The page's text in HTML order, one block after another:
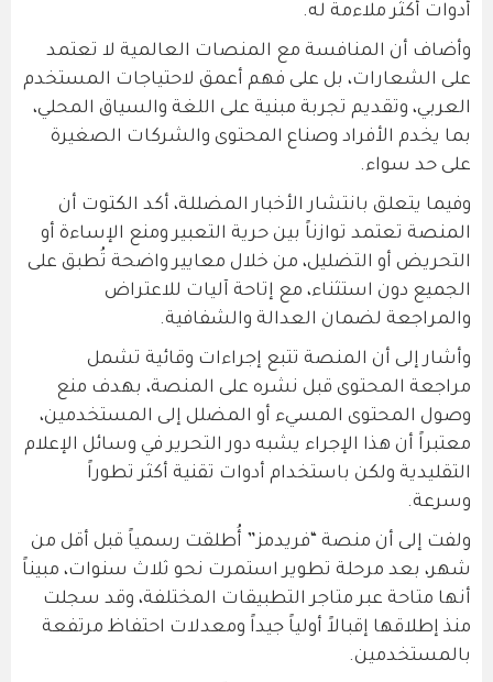
أدوات أكثر ملاءمة له.
وأضاف أن المنافسة مع المنصات العالمية لا تعتمد
على الشعارات، بل على فهم أعمق لاحتياجات المستخدم
العربي، وتقديم تجربة مبنية على اللغة والسياق المحلي،
بما يخدم الأفراد وصناع المحتوى والشركات الصغيرة
على حد سواء.
وفيما يتعلق بانتشار الأخبار المضللة، أكد الكتوت أن
المنصة تعتمد توازناً بين حرية التعبير ومنع الإساءة أو
التحريض أو التضليل، من خلال معايير واضحة تُطبق على
الجميع دون استثناء، مع إتاحة آليات للاعتراض
والمراجعة لضمان العدالة والشفافية.
وأشار إلى أن المنصة تتبع إجراءات وقائية تشمل
مراجعة المحتوى قبل نشره على المنصة، بهدف منع
وصول المحتوى المسيء أو المضلل إلى المستخدمين،
معتبراً أن هذا الإجراء يشبه دور التحرير في وسائل الإعلام
التقليدية ولكن باستخدام أدوات تقنية أكثر تطوراً
وسرعة.
ولفت إلى أن منصة “فريدمز” أُطلقت رسمياً قبل أقل من
شهر، بعد مرحلة تطوير استمرت نحو ثلاث سنوات، مبيناً
أنها متاحة عبر متاجر التطبيقات المختلفة، وقد سجلت
منذ إطلاقها إقبالاً أولياً جيداً ومعدلات احتفاظ مرتفعة
بالمستخدمين.